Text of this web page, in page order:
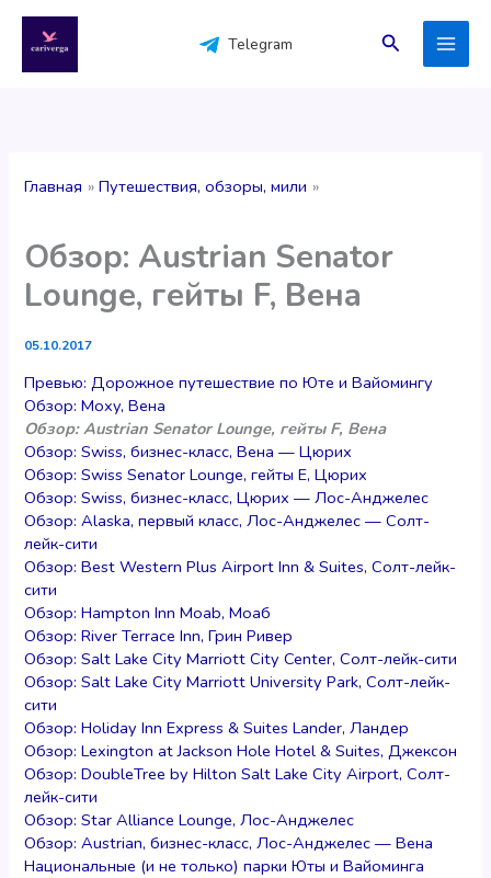
содержимому
Telegram Поиск
Главная Путешествия, обзоры, мили
Обзор: Austrian Senator
Lounge, гейты F, Вена
05.10.2017
Превью: Дорожное путешествие по Юте и Вайомингу
Обзор: Moxy, Вена
Обзор: Austrian Senator Lounge, гейты F, Вена
Обзор: Swiss, бизнес-класс, Вена — Цюрих
Обзор: Swiss Senator Lounge, гейты E, Цюрих
Обзор: Swiss, бизнес-класс, Цюрих — Лос-Анджелес
Обзор: Alaska, первый класс, Лос-Анджелес — Солт-
лейк-сити
Обзор: Best Western Plus Airport Inn & Suites, Солт-лейк-
сити
Обзор: Hampton Inn Moab, Моаб
Обзор: River Terrace Inn, Грин Ривер
Обзор: Salt Lake City Marriott City Center, Солт-лейк-сити
Обзор: Salt Lake City Marriott University Park, Солт-лейк-
сити
Обзор: Holiday Inn Express & Suites Lander, Ландер
Обзор: Lexington at Jackson Hole Hotel & Suites, Джексон
Обзор: DoubleTree by Hilton Salt Lake City Airport, Солт-
лейк-сити
Обзор: Star Alliance Lounge, Лос-Анджелес
Обзор: Austrian, бизнес-класс, Лос-Анджелес — Вена
Национальные (и не только) парки Юты и Вайоминга